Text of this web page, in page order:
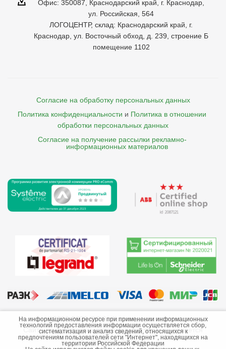
Офис: 350087, Краснодарский край, г. Краснодар,
ул. Российская, 564
ЛОГОЦЕНТР, склад: Краснодарский край, г.
Краснодар, ул. Восточный обход, д. 239, строение Б
помещение 1102
Согласие на обработку персональных данных
Политика конфиденциальности и Политика в отношении
обработки персональных данных
Согласие на получение рассылки рекламно-
    информационных материалов
©2013-2026 ООО «Краснодарэлектро»
Сайт носит информационный характер и не является
публичной офертой.
На информационном ресурсе при применении информационных
технологий предоставления информации осуществляется сбор,
систематизация и анализ сведений, относящихся к
предпочтениям пользователей сети "Интернет", находящихся на
территории Российской Федерации